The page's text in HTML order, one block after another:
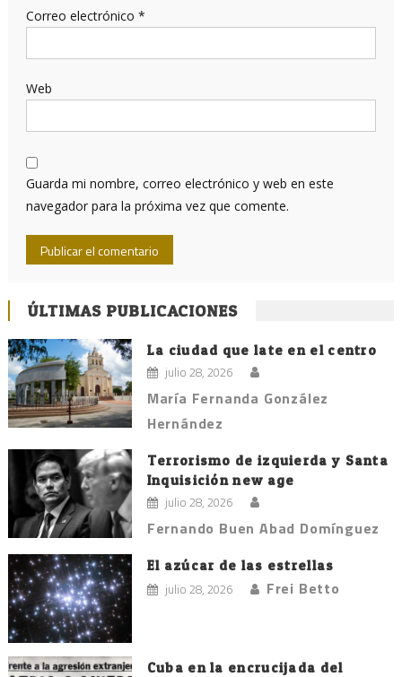
Correo electrónico *
Web
Guarda mi nombre, correo electrónico y web en este
navegador para la próxima vez que comente.
ÚLTIMAS PUBLICACIONES
La ciudad que late en el centro
julio 28, 2026
María Fernanda González
Hernández
Terrorismo de izquierda y Santa
Inquisición new age
julio 28, 2026
Fernando Buen Abad Domínguez
El azúcar de las estrellas
julio 28, 2026 Frei Betto
Cuba en la encrucijada del